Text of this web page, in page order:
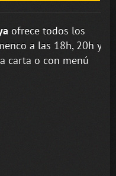
ofrece todos los
a las 18h, 20h y
carta o con menú